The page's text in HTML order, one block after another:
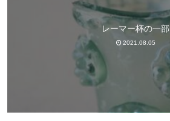
レーマー杯の一部
2021.08.05